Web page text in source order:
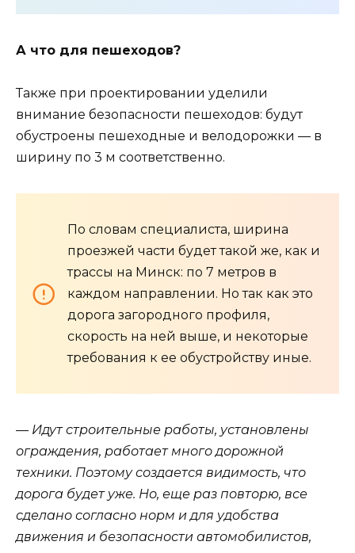
А что для пешеходов?
Также при проектировании уделили
внимание безопасности пешеходов: будут
обустроены пешеходные и велодорожки — в
ширину по 3 м соответственно.
По словам специалиста, ширина
проезжей части будет такой же, как и
трассы на Минск: по 7 метров в
каждом направлении. Но так как это
дорога загородного профиля,
скорость на ней выше, и некоторые
требования к ее обустройству иные.
— Идут строительные работы, установлены
ограждения, работает много дорожной
техники. Поэтому создается видимость, что
дорога будет уже. Но, еще раз повторю, все
сделано согласно норм и для удобства
движения и безопасности автомобилистов,